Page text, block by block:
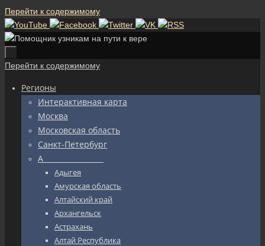
Перейти к содержимому
Перейти к содержимому
Регионы
Интерактивная карта
Москва
Московская область
Санкт-Петербург
А_________________
Адыгея
Амурская область
Алтайский край
Архангельск
Астрахань
Алтай Республика